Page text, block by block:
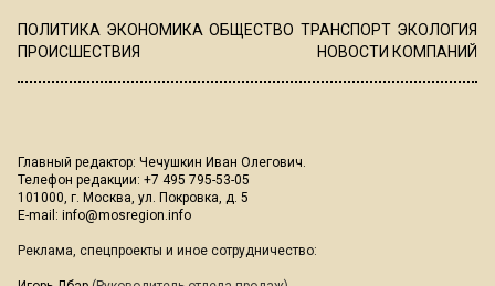
ПОЛИТИКА ЭКОНОМИКА ОБЩЕСТВО ТРАНСПОРТ ЭКОЛОГИЯ
ПРОИСШЕСТВИЯ
НОВОСТИ КОМПАНИЙ
Главный редактор: Чечушкин Иван Олегович.
Телефон редакции: +7 495 795-53-05
101000, г. Москва, ул. Покровка, д. 5
E-mail: info@mosregion.info
Реклама, спецпроекты и иное сотрудничество: